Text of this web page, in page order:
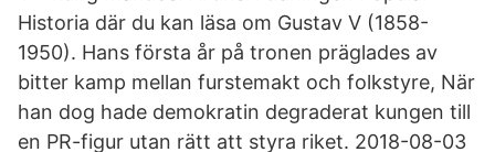
Historia där du kan läsa om Gustav V (1858-
1950). Hans första år på tronen präglades av
bitter kamp mellan furstemakt och folkstyre, När
han dog hade demokratin degraderat kungen till
en PR-figur utan rätt att styra riket. 2018-08-03